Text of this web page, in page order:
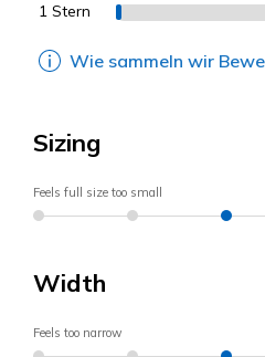
1 Stern
Wie sammeln wir
Sizing
Feels full size too small
Width
Feels too narrow